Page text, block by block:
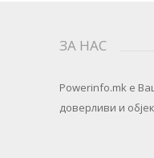
ЗА НАС
Powerinfo.mk e
доверливи и